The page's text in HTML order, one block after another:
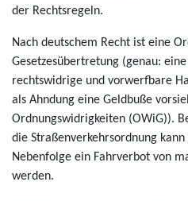
der Rechtsregeln.
Nach deutschem Recht ist eine
Gesetzesübertretung (genau:
rechtswidrige und vorwerfbare
als Ahndung eine Geldbuße
Ordnungswidrigkeiten (OWiG)).
die Straßenverkehrsordnung
Nebenfolge ein Fahrverbot von
werden.